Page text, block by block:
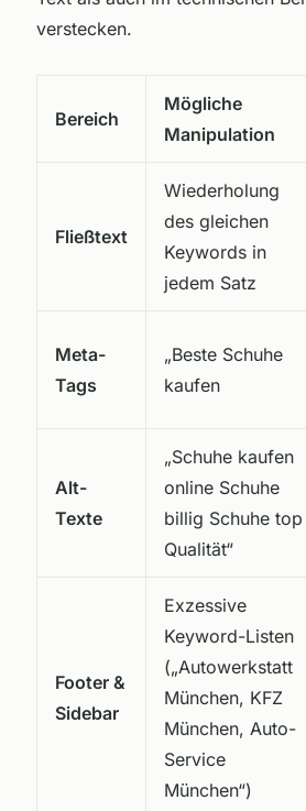
verstecken.
Bereich
Mögliche
Manipulation
Fließtext
Wiederholung
des gleichen
Keywords in
jedem Satz
Meta-
Tags
„Beste Schuhe
kaufen
Alt-
Texte
„Schuhe kaufen
online Schuhe
billig Schuhe top
Qualität“
Footer &
Sidebar
Exzessive
Keyword-Listen
(„Autowerkstatt
München, KFZ
München, Auto-
Service
München“)